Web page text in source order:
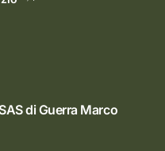
di Guerra Marco